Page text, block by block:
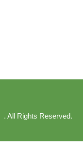
. All Rights Reserved.